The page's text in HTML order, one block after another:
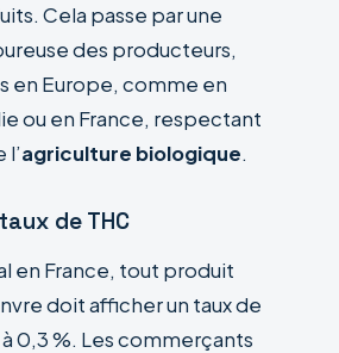
Cela passe par une
des producteurs,
en Europe, comme en
ou en France, respectant
agriculture biologique.
de THC
en France, tout produit
doit afficher un taux de
0,3 %. Les commerçants